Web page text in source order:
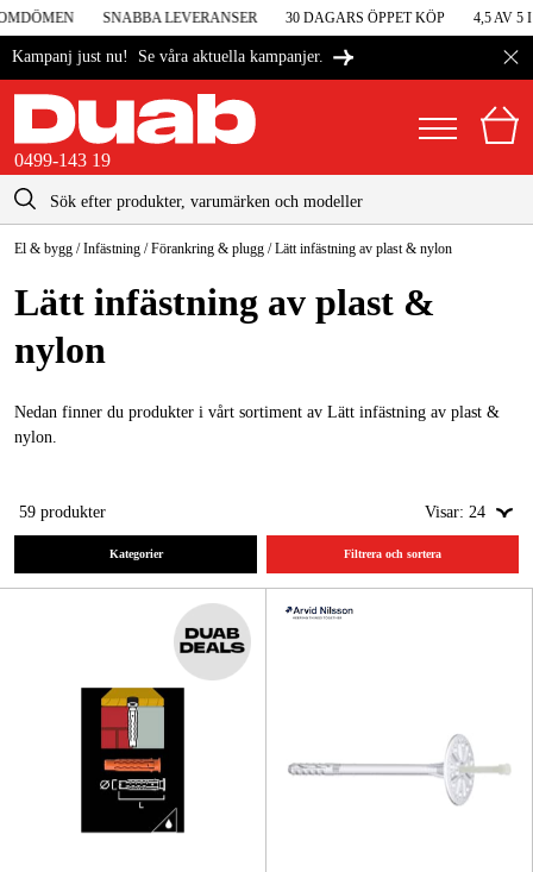
SNABBA LEVERANSER 30 DAGARS ÖPPET KÖP 4,5 AV 5 I
Kampanj just nu! Se våra aktuella kampanjer.
0499-143 19
Sverige Privat
Danmark
Suomi
Norge
Maskiner & verktyg
Garage & verkstad
Maskintillbehör & förbrukning
El & bygg
Skog & trädgård
Varumärken
Artiklar & Guider
kontakt@duab.se
El & bygg /Infästning /Förankring & plugg /Lätt infästning av plast & nylon
Lätt infästning av plast &
nylon
Nedan finner du produkter i vårt sortiment av Lätt infästning av plast &
nylon.
59 produkter Visar: 24
Kategorier Filtrera och sortera